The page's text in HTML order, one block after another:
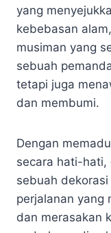
yang
kebebasan
musiman yang
sebuah
tetapi juga
dan membumi.
Dengan
secara hati-hati,
sebuah
perjalanan yang
dan merasakan